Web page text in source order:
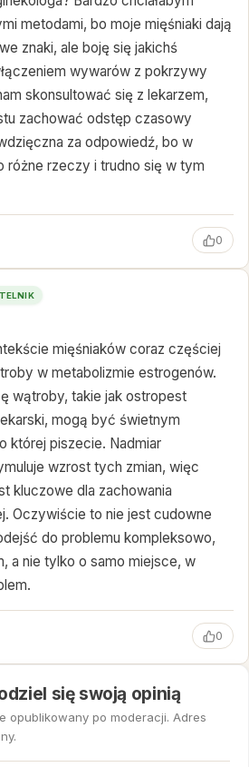
metodami, bo moje mięśniaki dają
znaki, ale boję się jakichś
wywarów z pokrzywy
skonsultować się z lekarzem,
zachować odstęp czasowy
za odpowiedź, bo w
różne rzeczy i trudno się w tym
0
mięśniaków coraz częściej
w metabolizmie estrogenów.
wątroby, takie jak ostropest
mogą być świetnym
której piszecie. Nadmiar
wzrost tych zmian, więc
kluczowe dla zachowania
Oczywiście to nie jest cudowne
do problemu kompleksowo,
a nie tylko o samo miejsce, w
0
się swoją opinią
opublikowany po moderacji. Adres